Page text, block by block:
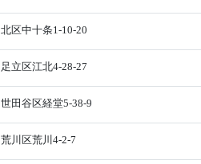
北区中十条1-10-20
足立区江北4-28-27
世田谷区経堂5-38-9
荒川区荒川4-2-7